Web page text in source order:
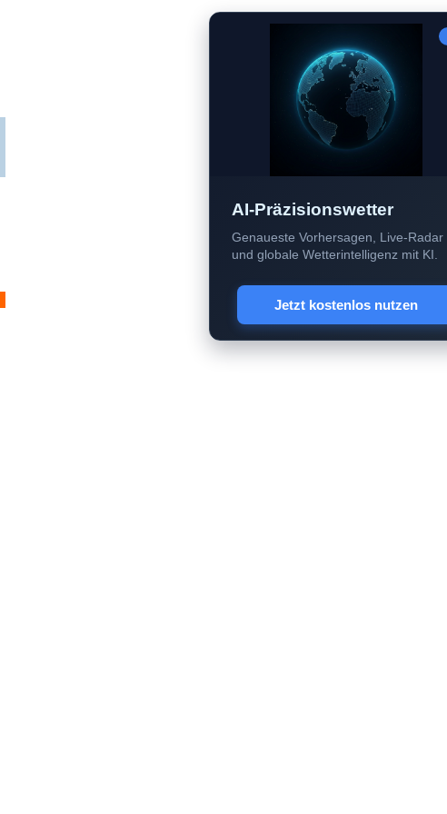
AI-Präzisionswetter
Genaueste Vorhersagen, Live-Radar
und globale Wetterintelligenz mit KI.
Jetzt kostenlos nutzen